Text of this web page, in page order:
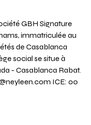
GBH Signature
immatriculée au
de Casablanca
social se situe à
- Casablanca Rabat.
ICE: 00